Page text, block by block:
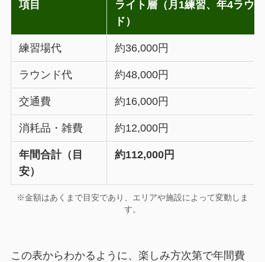
項目
ライト層（月1練習、年4ラウン
ド）
練習場代 約36,000円
ラウンド代 約48,000円
交通費 約16,000円
消耗品・雑費 約12,000円
年間合計（目
安）
約112,000円
※金額はあくまで目安であり、エリアや施設によって変動しま
す。
この表からわかるように、楽しみ方次第で年間費